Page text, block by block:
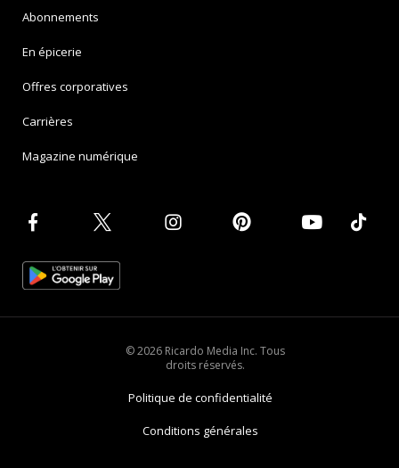
Abonnements
En épicerie
Offres corporatives
Carrières
Magazine numérique
© 2026 Ricardo Media Inc. Tous
droits réservés.
Politique de confidentialité
Conditions générales